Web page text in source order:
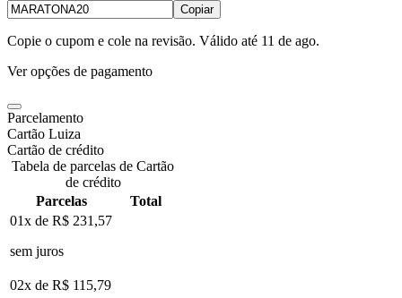
Copiar
Copie o cupom e cole na revisão. Válido até 11 de ago.
Ver opções de pagamento
Parcelamento
Cartão Luiza
Cartão de crédito
Tabela de parcelas de Cartão
de crédito
Parcelas
Total
01x de R$ 231,57
sem juros
02x de R$ 115,79